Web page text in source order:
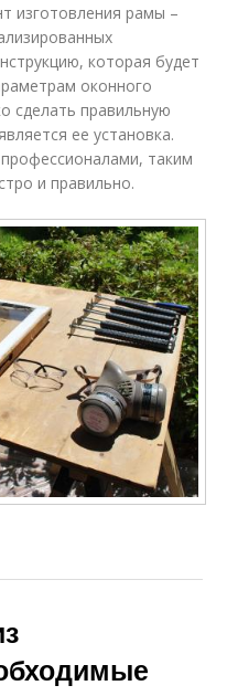
изготовления рамы –
которая будет
оконного
сделать правильную
ее установка.
таким
и правильно.